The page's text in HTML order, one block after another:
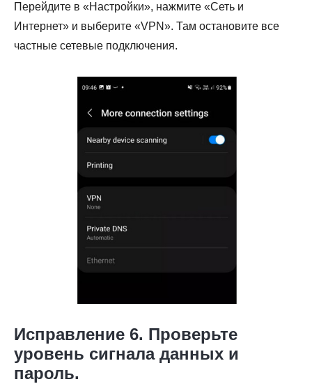
Перейдите в «Настройки», нажмите «Сеть и
Интернет» и выберите «VPN». Там остановите все
частные сетевые подключения.
Исправление 6. Проверьте
уровень сигнала данных и
пароль.